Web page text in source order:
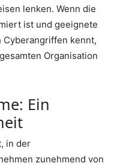
lenken. Wenn die
ist und geeignete
Cyberangriffen kennt,
Organisation
Ein
in der
zunehmend von